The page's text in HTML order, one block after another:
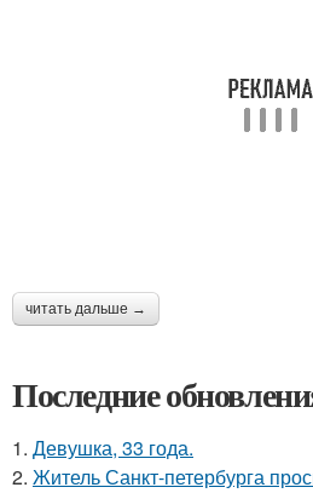
читать дальше →
Последние
1. Девушка, 33 года.
2. Житель Санкт-петербурга